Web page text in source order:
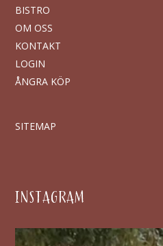
BISTRO
OM OSS
KONTAKT
LOGIN
ÅNGRA KÖP
SITEMAP
INSTAGRAM